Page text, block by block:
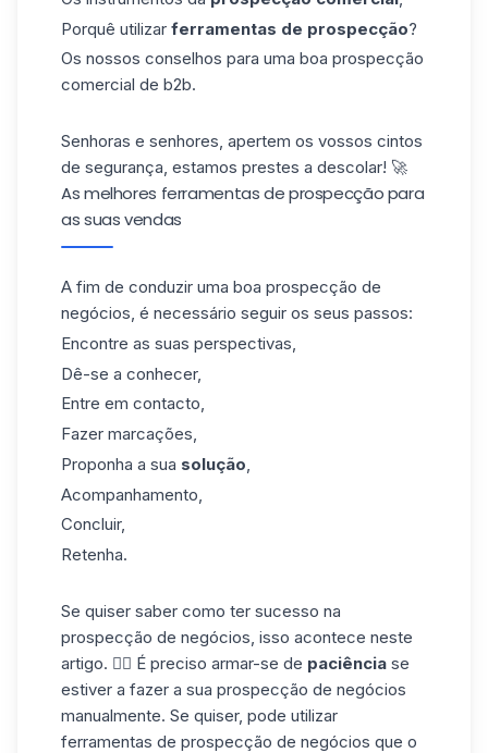
Porquê utilizar ferramentas de prospecção?
Os nossos conselhos para uma boa prospecção
comercial de b2b.
Senhoras e senhores, apertem os vossos cintos
de segurança, estamos prestes a descolar! 🚀
As melhores ferramentas de prospecção para
as suas vendas
A fim de conduzir uma boa prospecção de
negócios, é necessário seguir os seus passos:
Encontre as suas perspectivas,
Dê-se a conhecer,
Entre em contacto,
Fazer marcações,
Proponha a sua solução
Acompanhamento,
Concluir,
Retenha.
Se quiser saber como ter sucesso na
prospecção de negócios, isso acontece neste
artigo. 👈🏼 É preciso armar-se de paciência se
estiver a fazer a sua prospecção de negócios
manualmente. Se quiser, pode utilizar
ferramentas de prospecção de negócios que o